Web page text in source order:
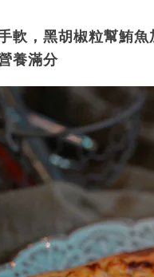
軟，黑胡椒粒幫鮪魚
養滿分